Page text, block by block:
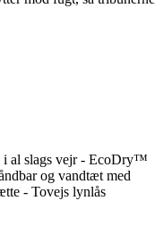
i al slags vejr - EcoDry™
og vandtæt med
- Tovejs lynlås